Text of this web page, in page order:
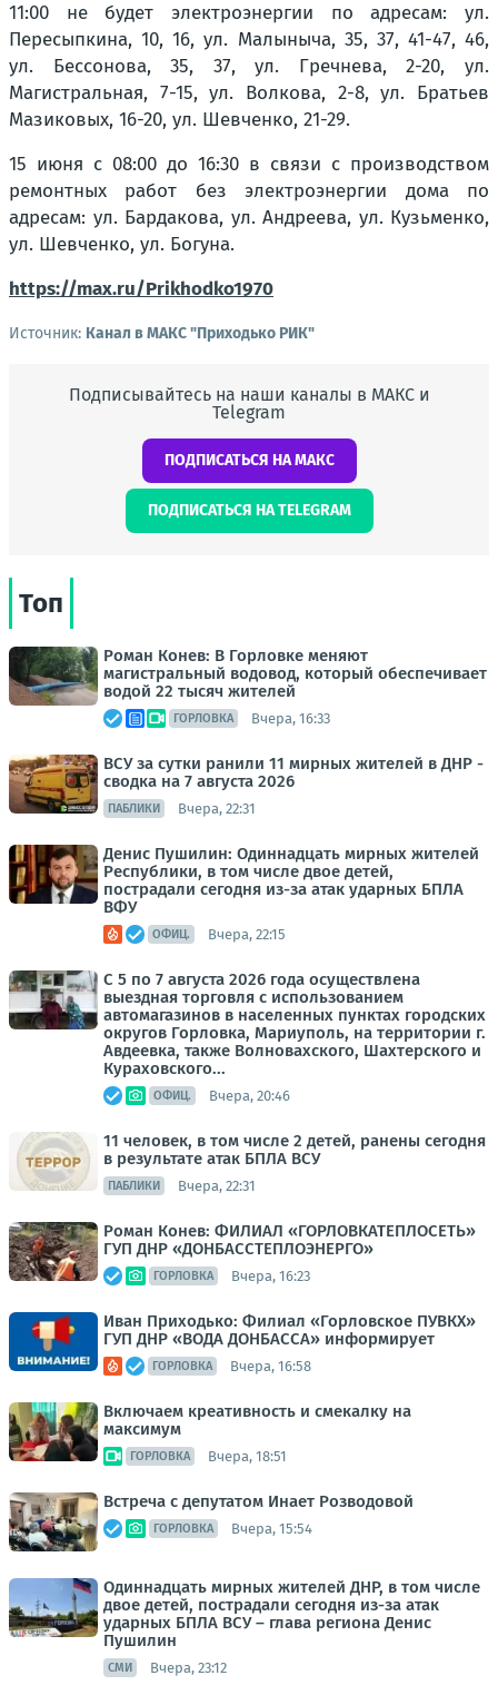
11:00 не будет электроэнергии по адресам: ул.
Пересыпкина, 10, 16, ул. Малыныча, 35, 37, 41-47, 46,
ул. Бессонова, 35, 37, ул. Гречнева, 2-20, ул.
Магистральная, 7-15, ул. Волкова, 2-8, ул. Братьев
Мазиковых, 16-20, ул. Шевченко, 21-29.
15 июня с 08:00 до 16:30 в связи с производством
ремонтных работ без электроэнергии дома по
адресам: ул. Бардакова, ул. Андреева, ул. Кузьменко,
ул. Шевченко, ул. Богуна.
https://max.ru/Prikhodko1970
Источник: Канал в МАКС "Приходько РИК"
Подписывайтесь на наши каналы в МАКС и
Telegram
ПОДПИСАТЬСЯ НА МАКС
ПОДПИСАТЬСЯ НА TELEGRAM
Топ
Роман Конев: В Горловке меняют
магистральный водовод, который обеспечивает
водой 22 тысяч жителей
ГОРЛОВКА Вчера, 16:33
ВСУ за сутки ранили 11 мирных жителей в ДНР -
сводка на 7 августа 2026
ПАБЛИКИ Вчера, 22:31
Денис Пушилин: Одиннадцать мирных жителей
Республики, в том числе двое детей,
пострадали сегодня из-за атак ударных БПЛА
ВФУ
ОФИЦ. Вчера, 22:15
С 5 по 7 августа 2026 года осуществлена
выездная торговля с использованием
автомагазинов в населенных пунктах городских
округов Горловка, Мариуполь, на территории г.
Авдеевка, также Волновахского, Шахтерского и
Кураховского...
ОФИЦ. Вчера, 20:46
11 человек, в том числе 2 детей, ранены сегодня
в результате атак БПЛА ВСУ
ПАБЛИКИ Вчера, 22:31
Роман Конев: ФИЛИАЛ «ГОРЛОВКАТЕПЛОСЕТЬ»
ГУП ДНР «ДОНБАССТЕПЛОЭНЕРГО»
ГОРЛОВКА Вчера, 16:23
Иван Приходько: Филиал «Горловское ПУВКХ»
ГУП ДНР «ВОДА ДОНБАССА» информирует
ГОРЛОВКА Вчера, 16:58
Включаем креативность и смекалку на
максимум
ГОРЛОВКА Вчера, 18:51
Встреча с депутатом Инает Розводовой
ГОРЛОВКА Вчера, 15:54
Одиннадцать мирных жителей ДНР, в том числе
двое детей, пострадали сегодня из-за атак
ударных БПЛА ВСУ – глава региона Денис
Пушилин
СМИ Вчера, 23:12